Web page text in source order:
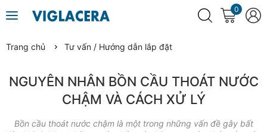
0
Trang chủ Tư vấn / Hướng dẫn lắp đặt
NGUYÊN NHÂN BỒN CẦU THOÁT NƯỚC
CHẬM VÀ CÁCH XỬ LÝ
Bồn cầu thoát nước chậm là một trong những vấn đề gây bất